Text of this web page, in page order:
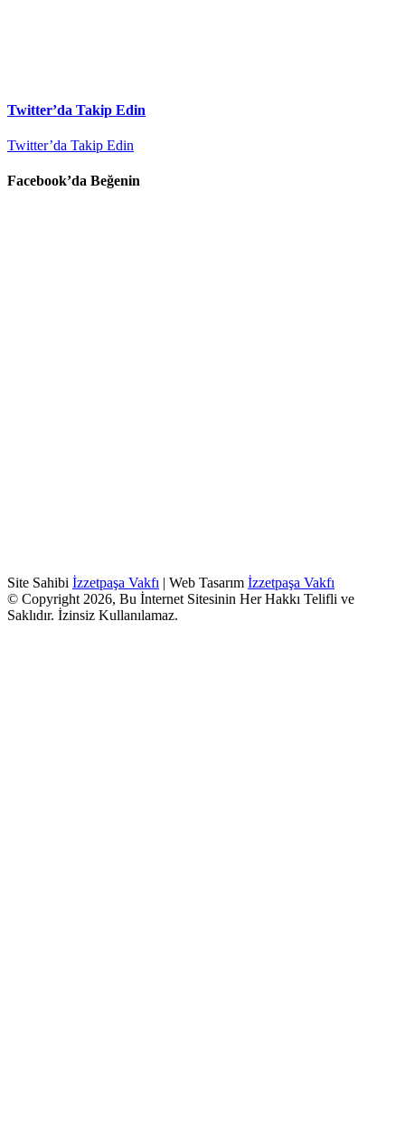
Twitter’da Takip Edin
Twitter’da Takip Edin
Facebook’da Beğenin
Site Sahibi İzzetpaşa Vakfı | Web Tasarım İzzetpaşa Vakfı
© Copyright 2026, Bu İnternet Sitesinin Her Hakkı Telifli ve
Saklıdır. İzinsiz Kullanılamaz.